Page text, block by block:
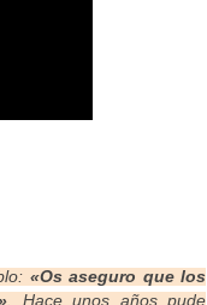
«Os aseguro que los
. Hace unos años pude